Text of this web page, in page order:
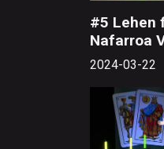
#5 Lehen
Nafarroa
2024-03-22